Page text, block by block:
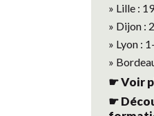
» Lille :
» Dijon :
» Lyon :
»
☛ Voir
☛